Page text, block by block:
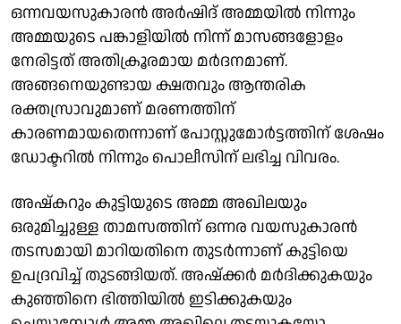
ഒന്നവയസുകാരന്‍ അര്‍ഷിദ് അമ്മയില്‍ നിന്നും
അമ്മയുടെ പങ്കാളിയില്‍ നിന്ന് മാസങ്ങളോളം
നേരിട്ടത് അതിക്രൂരമായ മര്‍ദനമാണ്.
അങ്ങനെയുണ്ടായ ക്ഷതവും ആന്തരിക
രക്തസ്രാവുമാണ് മരണത്തിന്
കാരണമായതെന്നാണ് പോസ്റ്റുമോര്‍ട്ടത്തിന് ശേഷം
ഡോക്ടറില്‍ നിന്നും പൊലീസിന് ലഭിച്ച വിവരം.
അഷ്‌കറും കുട്ടിയുടെ അമ്മ അഖിലയും
ഒരുമിച്ചുള്ള താമസത്തിന് ഒന്നര വയസുകാരന്‍
തടസമായി മാറിയതിനെ തുടര്‍ന്നാണ് കുട്ടിയെ
ഉപദ്രവിച്ച് തുടങ്ങിയത്. അഷ്‌ക്കര്‍ മര്‍ദിക്കുകയും
കുഞ്ഞിനെ ഭിത്തിയില്‍ ഇടിക്കുകയും